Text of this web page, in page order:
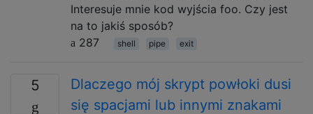
Interesuje mnie kod wyjścia foo. Czy jest
na to jakiś sposób?
287
shell pipe exit
5
Dlaczego mój skrypt powłoki dusi
się spacjami lub innymi znakami